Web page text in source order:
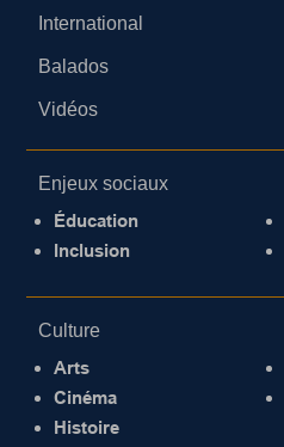
International
Balados
Vidéos
Enjeux sociaux
Éducation
Inclusion
Culture
Arts
Cinéma
Histoire